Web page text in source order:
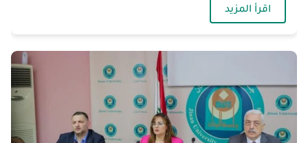
اقرأ المزيد